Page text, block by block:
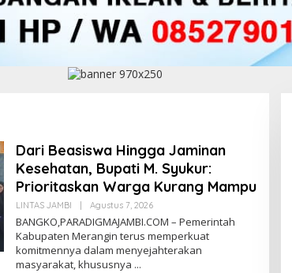
Dari Beasiswa Hingga Jaminan
Kesehatan, Bupati M. Syukur:
Prioritaskan Warga Kurang Mampu
LINTAS JAMBI Agustus 7, 2026O
L
E
H
D
BANGKO,PARADIGMAJAMBI.COM – Pemerintah
Kabupaten Merangin terus memperkuat
komitmennya dalam menyejahterakan
masyarakat, khususnya